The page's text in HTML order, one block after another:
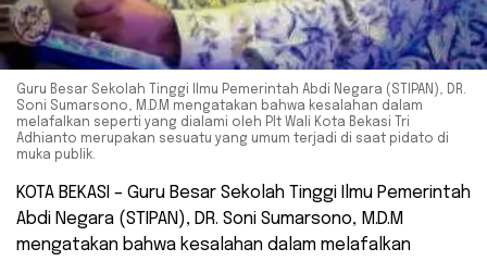
Guru Besar Sekolah Tinggi Ilmu Pemerintah Abdi Negara (STIPAN), DR.
Soni Sumarsono, M.D.M mengatakan bahwa kesalahan dalam
melafalkan seperti yang dialami oleh Plt Wali Kota Bekasi Tri
Adhianto merupakan sesuatu yang umum terjadi di saat pidato di
muka publik.
KOTA BEKASI – Guru Besar Sekolah Tinggi Ilmu Pemerintah
Abdi Negara (STIPAN), DR. Soni Sumarsono, M.D.M
mengatakan bahwa kesalahan dalam melafalkan